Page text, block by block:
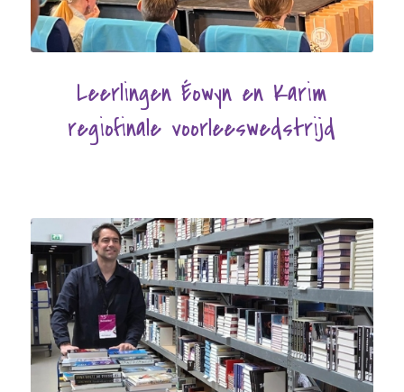
Leerlingen Éowyn en Karim
regiofinale voorleeswedstrijd